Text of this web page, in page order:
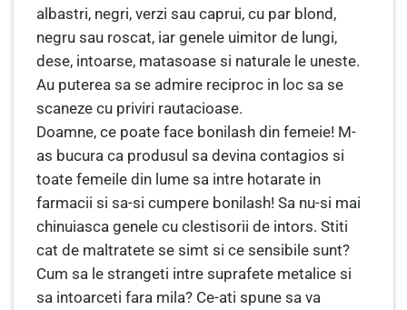
albastri, negri, verzi sau caprui, cu par blond,
negru sau roscat, iar genele uimitor de lungi,
dese, intoarse, matasoase si naturale le uneste.
Au puterea sa se admire reciproc in loc sa se
scaneze cu priviri rautacioase.
Doamne, ce poate face bonilash din femeie! M-
as bucura ca produsul sa devina contagios si
toate femeile din lume sa intre hotarate in
farmacii si sa-si cumpere bonilash! Sa nu-si mai
chinuiasca genele cu clestisorii de intors. Stiti
cat de maltratete se simt si ce sensibile sunt?
Cum sa le strangeti intre suprafete metalice si
sa intoarceti fara mila? Ce-ati spune sa va